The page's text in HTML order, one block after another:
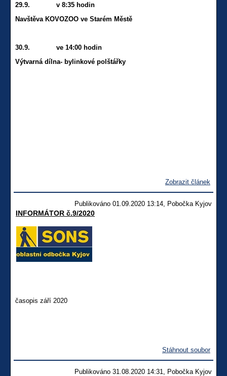
29.9. v 8:35 hodin
Navštěva KOVOZOO ve Starém Městě
30.9. ve 14:00 hodin
Výtvarná dílna- bylinkové polštářky
Zobrazit článek
Publikováno 01.09.2020 13:14, Pobočka Kyjov
INFORMÁTOR č.9/2020
časopis září 2020
Stáhnout soubor
Publikováno 31.08.2020 14:31, Pobočka Kyjov